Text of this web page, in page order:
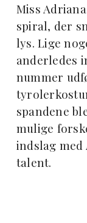
Miss
spiral, der
lys. Lige
anderledes
nummer
spandene
mulige
indslag
talent.